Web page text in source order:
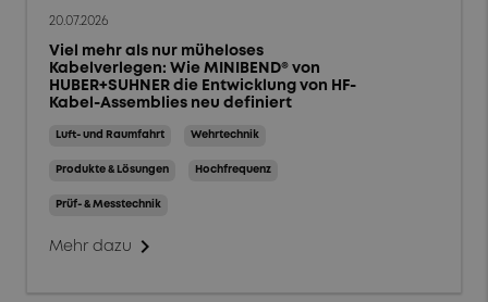
20.07.2026
Viel mehr als nur müheloses
Kabelverlegen: Wie MINIBEND® von
HUBER+SUHNER die Entwicklung von HF-
Kabel-Assemblies neu definiert
Luft- und Raumfahrt Wehrtechnik
Produkte & Lösungen Hochfrequenz
Prüf- & Messtechnik
Mehr dazu chevron_right